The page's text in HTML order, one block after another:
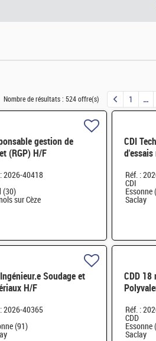
Nombre de résultats : 524 offre(s) 1
gestion de
(RGP) H/F
2026-40418
(30)
sur Cèze
CDI
d'essais
Réf. :
CDI
Essonne
Saclay
Soudage et
H/F
2026-40365
(91)
CDD 18
Réf. :
CDD
Essonne
Saclay